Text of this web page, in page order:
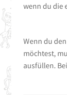
wenn du die
Wenn du den
möchtest,
ausfüllen. Bei